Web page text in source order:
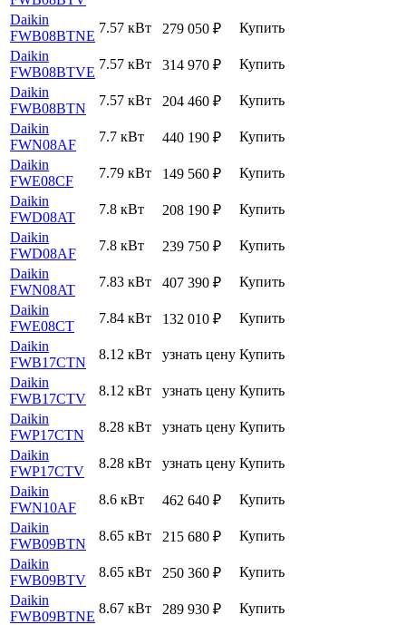
Daikin
FWB08BTNE
7.57 кВт 279 050 ₽
Купить
Daikin
FWB08BTVE
7.57 кВт 314 970 ₽
Купить
Daikin
FWB08BTN
7.57 кВт 204 460 ₽
Купить
Daikin
FWN08AF
7.7 кВт 440 190 ₽
Купить
Daikin
FWE08CF
7.79 кВт 149 560 ₽
Купить
Daikin
FWD08AT
7.8 кВт 208 190 ₽
Купить
Daikin
FWD08AF
7.8 кВт 239 750 ₽
Купить
Daikin
FWN08AT
7.83 кВт 407 390 ₽
Купить
Daikin
FWE08CT
7.84 кВт 132 010 ₽
Купить
Daikin
FWB17CTN
8.12 кВт узнать цену Купить
Daikin
FWB17CTV
8.12 кВт узнать цену Купить
Daikin
FWP17CTN
8.28 кВт узнать цену Купить
Daikin
FWP17CTV
8.28 кВт узнать цену Купить
Daikin
FWN10AF
8.6 кВт 462 640 ₽
Купить
Daikin
FWB09BTN
8.65 кВт 215 680 ₽
Купить
Daikin
FWB09BTV
8.65 кВт 250 360 ₽
Купить
Daikin
FWB09BTNE
8.67 кВт 289 930 ₽
Купить